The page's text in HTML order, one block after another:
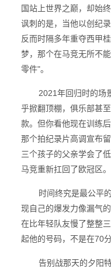
国站上世界之巅，却始
讽刺的是，当他以创纪
反而时隔多年重夺西甲
梦，那个在马竞无所不
零件"。
2021年回归时的场景
乎掀翻顶棚，俱乐部甚
款。但你看他现在训练
那个拍纪录片高调宣布
三个孩子的父亲学会了
马竞重新扛回了欧冠区。
时间终究是最公平的
现自己的爆发力像漏气
在比年轻队友慢了整整
起他的号码，不是在70
告别战那天的夕阳特